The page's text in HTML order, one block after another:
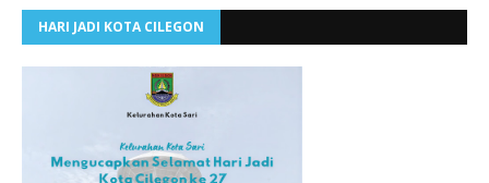
HARI JADI KOTA CILEGON